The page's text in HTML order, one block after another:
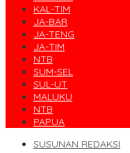
KAL-TIM
JA-BAR
JA-TENG
JA-TIM
NTB
SUM-SEL
SUL-UT
MALUKU
NTB
PAPUA
SUSUNAN REDAKSI